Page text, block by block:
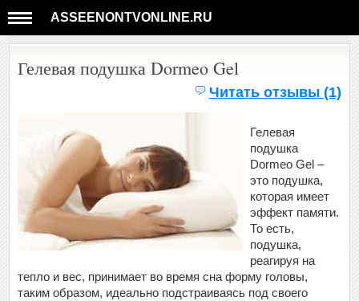
ASSEENONTVONLINE.RU
Гелевая подушка Dormeo Gel
Читать отзывы (1)
Гелевая
подушка
Dormeo Gel –
это подушка,
которая имеет
эффект памяти.
То есть,
подушка,
реагируя на
тепло и вес, принимает во время сна форму головы,
таким образом, идеально подстраиваясь под своего